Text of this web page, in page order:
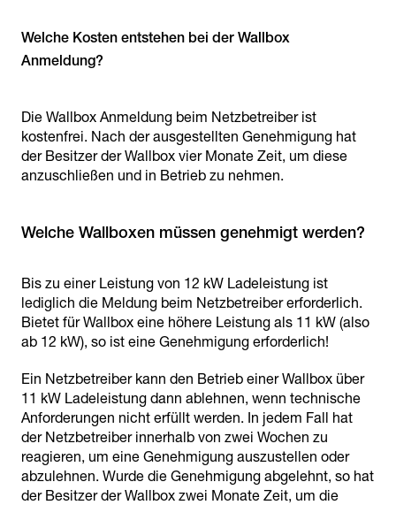
Welche Kosten entstehen bei der Wallbox
Anmeldung?
Die Wallbox Anmeldung beim Netzbetreiber ist
kostenfrei. Nach der ausgestellten Genehmigung hat
der Besitzer der Wallbox vier Monate Zeit, um diese
anzuschließen und in Betrieb zu nehmen.
Welche Wallboxen müssen genehmigt werden?
Bis zu einer Leistung von 12 kW Ladeleistung ist
lediglich die Meldung beim Netzbetreiber erforderlich.
Bietet für Wallbox eine höhere Leistung als 11 kW (also
ab 12 kW), so ist eine Genehmigung erforderlich!
Ein Netzbetreiber kann den Betrieb einer Wallbox über
11 kW Ladeleistung dann ablehnen, wenn technische
Anforderungen nicht erfüllt werden. In jedem Fall hat
der Netzbetreiber innerhalb von zwei Wochen zu
reagieren, um eine Genehmigung auszustellen oder
abzulehnen. Wurde die Genehmigung abgelehnt, so hat
der Besitzer der Wallbox zwei Monate Zeit, um die